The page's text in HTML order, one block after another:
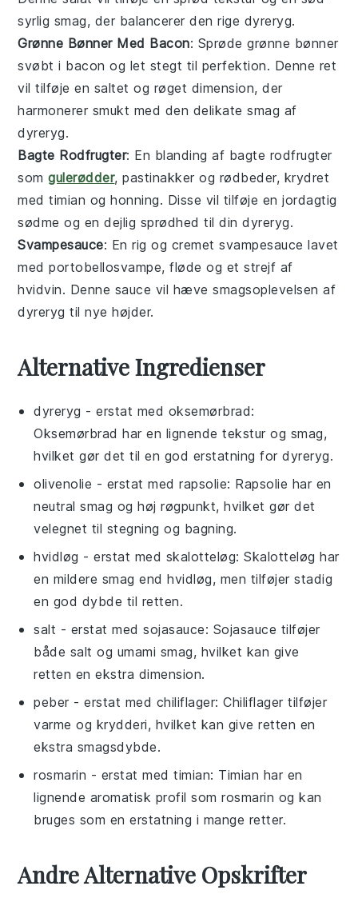
syrlig smag, der balancerer den rige dyreryg.
Grønne Bønner Med Bacon: Sprødegrønne bønner
svøbt i bacon og let stegt til perfektion. Denne ret
vil tilføje en saltet og røget dimension, der
harmonerer smukt med den delikate smag af
dyreryg.
Bagte Rodfrugter: En blanding af bagte rodfrugter
somgulerødder,pastinakker og rødbeder, krydret
medtimian oghonning. Disse vil tilføje en jordagtig
sødme og en dejlig sprødhed til dindyreryg.
Svampesauce: En rig og cremetsvampesauce lavet
medportobellosvampe,fløde og et strejf af
hvidvin. Denne sauce vil hæve smagsoplevelsen af
dyreryg til nye højder.
Alternative Ingredienser
dyreryg - erstat med oksemørbrad:
Oksemørbrad har en lignende tekstur og smag,
hvilket gør det til en god erstatning for dyreryg.
olivenolie - erstat medrapsolie: Rapsolie har en
neutral smag og høj røgpunkt, hvilket gør det
velegnet til stegning og bagning.
hvidløg - erstat med skalotteløg: Skalotteløg har
en mildere smag end hvidløg, men tilføjer stadig
en god dybde til retten.
salt - erstat medsojasauce: Sojasauce tilføjer
både salt og umami smag, hvilket kan give
retten en ekstra dimension.
peber - erstat med chiliflager: Chiliflager tilføjer
varme og krydderi, hvilket kan give retten en
ekstra smagsdybde.
rosmarin - erstat medtimian: Timian har en
lignende aromatisk profil som rosmarin og kan
bruges som en erstatning i mange retter.
Andre Alternative Opskrifter